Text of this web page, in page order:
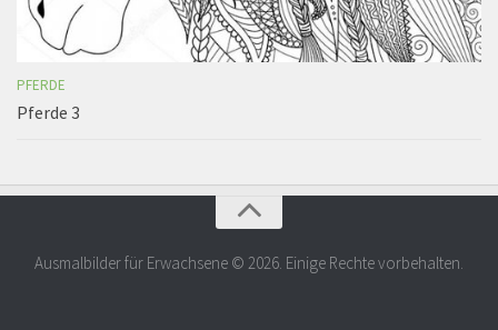
PFERDE
Pferde 3
Ausmalbilder für Erwachsene © 2026. Einige Rechte vorbehalten.